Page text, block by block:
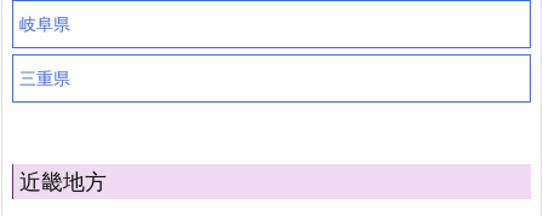
岐阜県
三重県
近畿地方